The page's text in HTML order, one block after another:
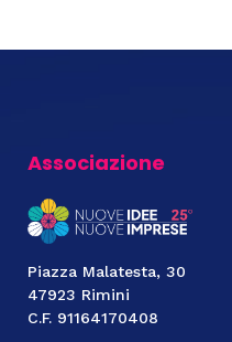
Associazione
Piazza Malatesta, 30
47923 Rimini
C.F. 91164170408